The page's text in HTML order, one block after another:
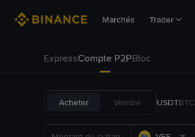
Marchés Trader
ExpressCompte P2PBloc
Acheter Vendre USDTBTC